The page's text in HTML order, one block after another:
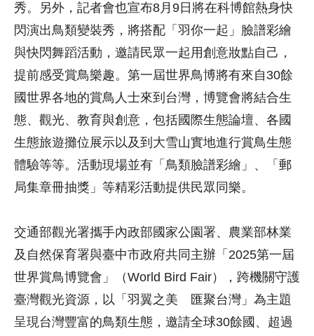
秀。另外，記者會也宣布8月9日將在科博館熱身快
閃演出鳥類變裝秀，將搭配「羽你一起」臉譜彩繪
與快閃舞蹈活動，邀請民眾一起用創意妝點自己，
提前感受賞鳥樂趣。第一屆世界鳥博將有來自30餘
國世界各地的賞鳥人士來到台灣，博覽會將結合生
態、觀光、教育與創意，包括國際生態論壇、各國
生態旅遊攤位展示以及到大雪山實地進行賞鳥生態
體驗等等。活動現場並有「鳥類臉譜彩繪」、「郵
局集章冊抽獎」等精彩活動提供民眾同樂。
交通部觀光署攜手內政部國家公園署、農業部林業
及自然保育署與臺中市政府共同主辦「2025第一屆
世界賞鳥博覽會」（World Bird Fair），跨機關守護
臺灣觀光資源，以「羽翼之美 匯聚台灣」為主題
呈現台灣豐富的鳥類生態，邀請全球30餘國、超過